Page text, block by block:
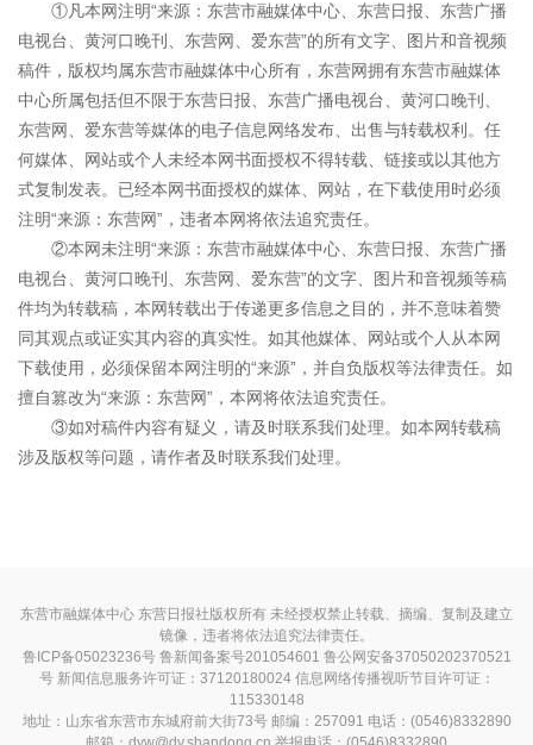
①凡本网注明“来源：东营市融媒体中心、东营日报、东营广播
电视台、黄河口晚刊、东营网、爱东营”的所有文字、图片和音视频
稿件，版权均属东营市融媒体中心所有，东营网拥有东营市融媒体
中心所属包括但不限于东营日报、东营广播电视台、黄河口晚刊、
东营网、爱东营等媒体的电子信息网络发布、出售与转载权利。任
何媒体、网站或个人未经本网书面授权不得转载、链接或以其他方
式复制发表。已经本网书面授权的媒体、网站，在下载使用时必须
注明“来源：东营网”，违者本网将依法追究责任。
②本网未注明“来源：东营市融媒体中心、东营日报、东营广播
电视台、黄河口晚刊、东营网、爱东营”的文字、图片和音视频等稿
件均为转载稿，本网转载出于传递更多信息之目的，并不意味着赞
同其观点或证实其内容的真实性。如其他媒体、网站或个人从本网
下载使用，必须保留本网注明的“来源”，并自负版权等法律责任。如
擅自篡改为“来源：东营网”，本网将依法追究责任。
③如对稿件内容有疑义，请及时联系我们处理。如本网转载稿
涉及版权等问题，请作者及时联系我们处理。
东营市融媒体中心 东营日报社版权所有 未经授权禁止转载、摘编、复制及建立
镜像，违者将依法追究法律责任。
鲁ICP备05023236号鲁新闻备案号201054601 鲁公网安备37050202370521
号 新闻信息服务许可证：37120180024信息网络传播视听节目许可证：
115330148
地址：山东省东营市东城府前大街73号 邮编：257091 电话：(0546)8332890